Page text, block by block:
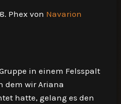
Phex von Navarion
in einem Felsspalt
dem wir Ariana
hatte, gelang es den